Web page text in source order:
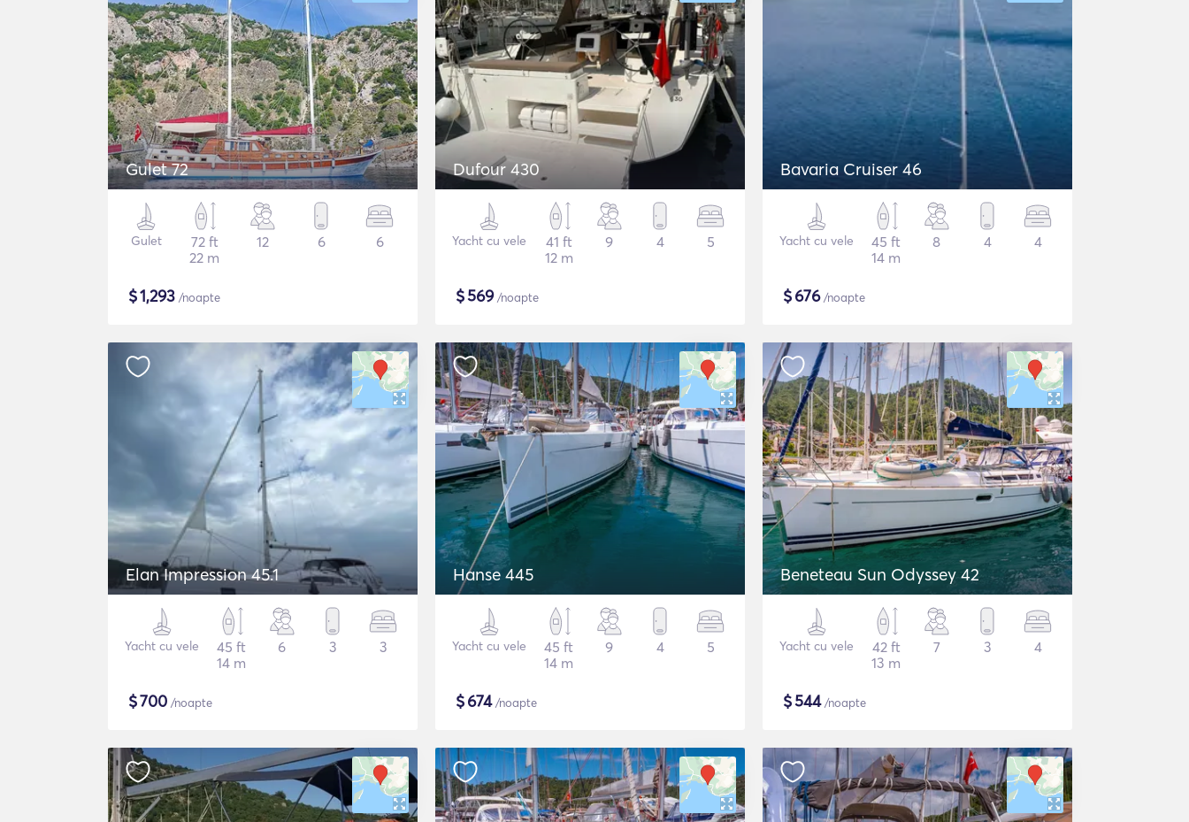
Gulet 72
Gulet
72 ft
22 m
12 6 6
$1,293 /noapte
Dufour 430
Yacht cu vele
41 ft
12 m
9 4 5
$569/noapte
Bavaria Cruiser 46
Yacht cu vele
45 ft
14 m
8 4 4
$676/noapte
Elan Impression 45.1
Yacht cu vele
45 ft
14 m
6 3 3
$700 /noapte
Hanse 445
Yacht cu vele
45 ft
14 m
9 4 5
$674/noapte
Beneteau Sun Odyssey 42
Yacht cu vele
42 ft
13 m
7 3 4
$544/noapte